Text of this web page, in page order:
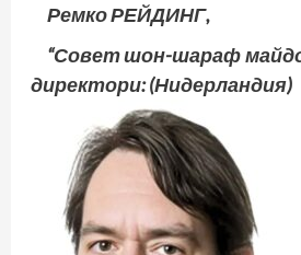
Ремко РЕЙДИНГ,
“Совет шон-шараф
директори: (Нидерландия)